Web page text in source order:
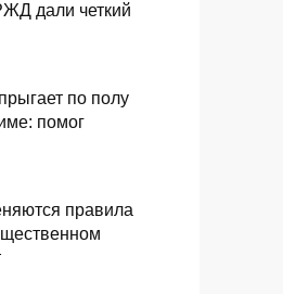
дали четкий
по полу
помог
правила